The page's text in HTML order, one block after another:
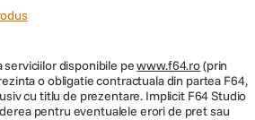
serviciilor disponibile pewww.f64.ro(prin
o obligatie contractuala din partea F64,
cu titlu de prezentare. Implicit F64 Studio
pentru eventualele erori de pret sau